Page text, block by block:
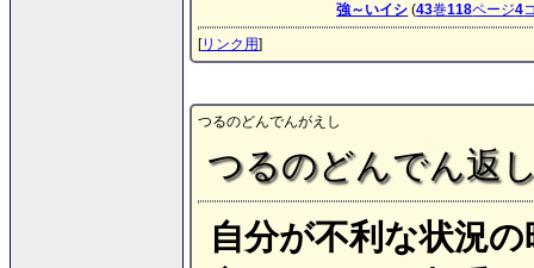
強～いイシ (43巻118ページ4
[リンク用]
つるのどんでんがえし
つるのどんでん返
自分が不利な状況